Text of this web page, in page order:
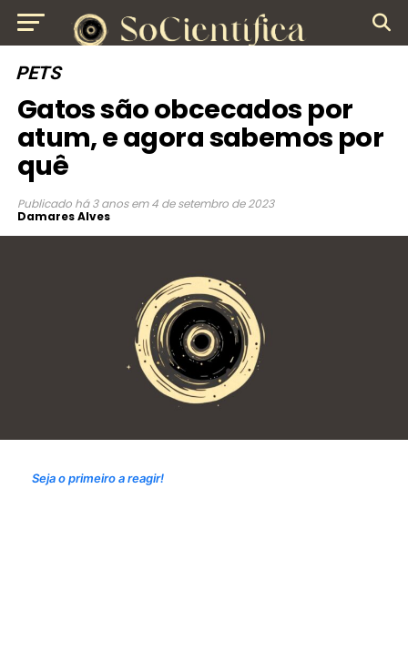
PETS
Gatos são obcecados por
atum, e agora sabemos por
quê
Publicado há 3 anos em 4 de setembro de 2023
Damares Alves
Seja o primeiro a reagir!